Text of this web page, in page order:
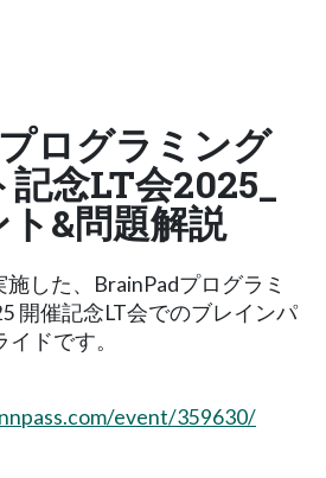
ログラミング
念LT会2025_
&問題解説
した、BrainPadプログラミ
開催記念LT会でのブレインパ
ドです。
event/359630/